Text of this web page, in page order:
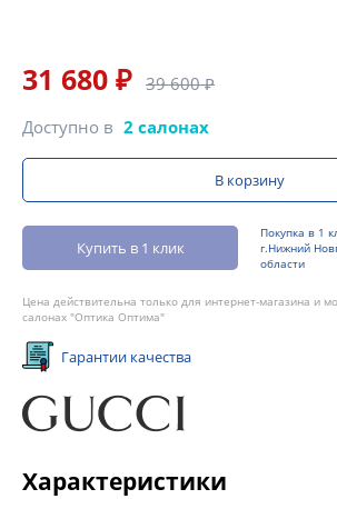
31 680 ₽ 39 600 ₽
Доступно в 2 салонах
В корзину
Купить в 1 клик
Покупка в 1
г.Нижний
области
Цена действительна только для интернет-магазина и
салонах "Оптика Оптима"
Гарантии качества
Характеристики